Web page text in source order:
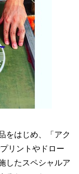
をはじめ、「アク
リントやドロー
したスペシャルア